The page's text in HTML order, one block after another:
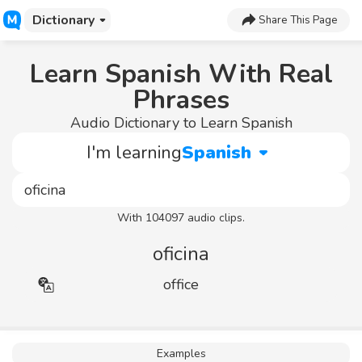
Dictionary Share This Page
Learn Spanish With Real
Phrases
Audio Dictionary to Learn Spanish
I'm learningSpanish
With 104097 audio clips.
oficina
office
Examples